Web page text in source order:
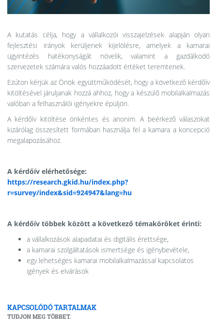
A kutatás célja, hogy a vállalkozói visszajelzések alapján olyan
fejlesztési irányok kerüljenek kijelölésre, amelyek a kamarai
ügyintézés hatékonyságát növelik, valamint a gazdálkodó
szervezetek számára valós hozzáadott értéket teremtenek.
Ezúton kérjük az Önök együttműködését, hogy a következő kérdőív
kitöltésével járuljanak hozzá ahhoz, hogy a készülő mobilalkalmazás
valóban a felhasználói igényekre épüljön.
A kérdőív kitöltése önkéntes és anonim. A beérkező válaszokat
kizárólag összesített formában használja fel a kamara a koncepció
megalapozásához.
A kérdőív elérhetősége:
https://research.gkid.hu/index.php?
r=survey/index&sid=924947&lang=hu
A kérdőív többek között a következő témaköröket érinti:
a vállalkozások alapadatai és digitális érettsége,
a kamarai szolgáltatások ismertsége és igénybevétele,
egy lehetséges kamarai mobilalkalmazással kapcsolatos
igények és elvárások
KAPCSOLÓDÓ TARTALMAK
TUDJON MEG TÖBBET.